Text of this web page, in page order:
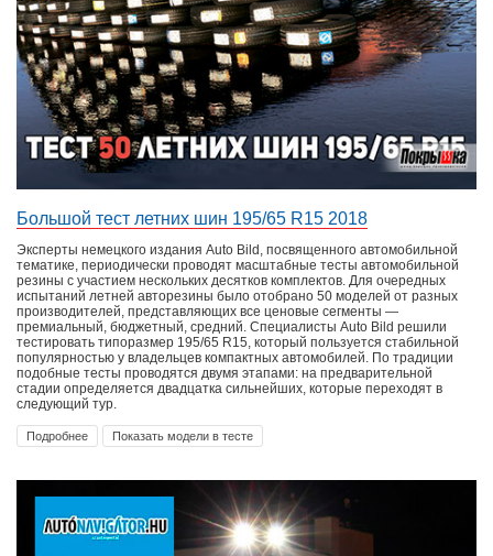
Большой тест летних шин 195/65 R15 2018
Эксперты немецкого издания Auto Bild, посвященного автомобильной
тематике, периодически проводят масштабные тесты автомобильной
резины с участием нескольких десятков комплектов. Для очередных
испытаний летней авторезины было отобрано 50 моделей от разных
производителей, представляющих все ценовые сегменты —
премиальный, бюджетный, средний. Специалисты Auto Bild решили
тестировать типоразмер 195/65 R15, который пользуется стабильной
популярностью у владельцев компактных автомобилей. По традиции
подобные тесты проводятся двумя этапами: на предварительной
стадии определяется двадцатка сильнейших, которые переходят в
следующий тур.
Подробнее Показать модели в тесте